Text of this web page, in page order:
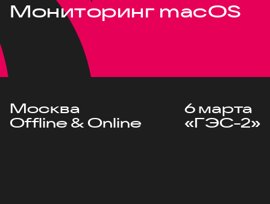
Мониторинг macOS
Москва
Offline & Online
6 марта
«ГЭС-2»